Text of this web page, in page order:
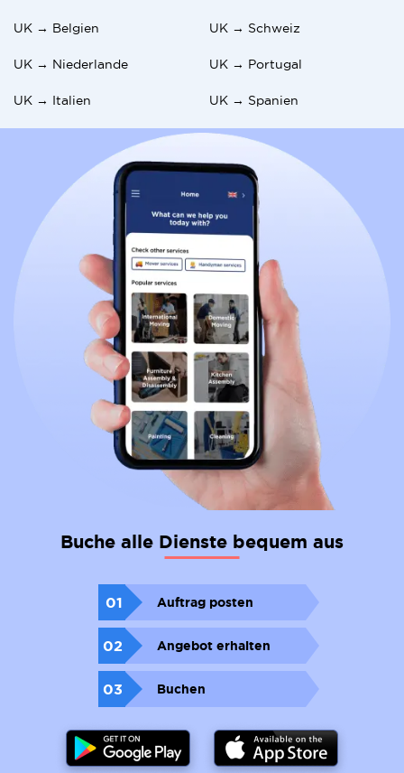
UK → Belgien UK → Schweiz
UK → Niederlande UK → Portugal
UK → Italien UK → Spanien
Buche alle Dienste bequem aus
01 Auftrag posten
02 Angebot erhalten
03 Buchen